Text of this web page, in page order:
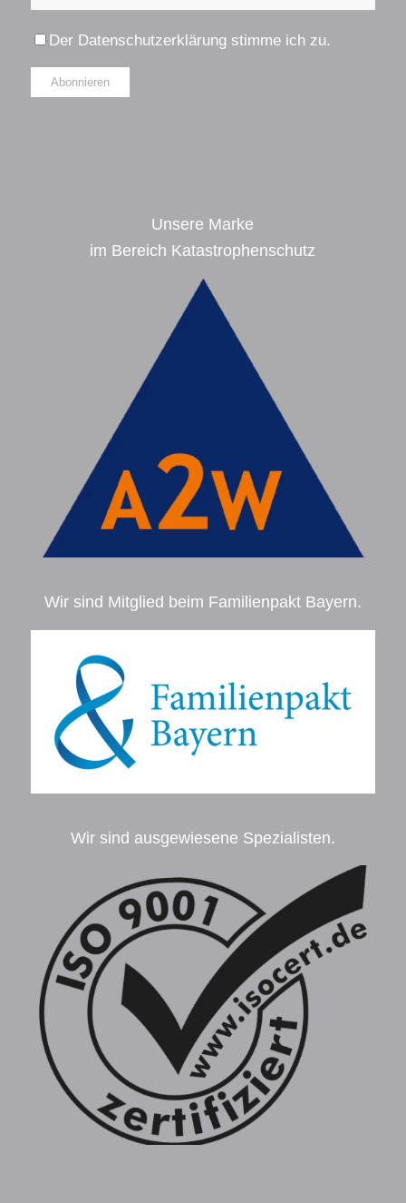
Der Datenschutzerklärungstimme ich zu.
Unsere Marke
im Bereich Katastrophenschutz
Wir sind Mitglied beim Familienpakt Bayern.
Wir sind ausgewiesene Spezialisten.